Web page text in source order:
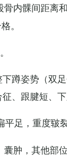
内髁间距离
。
蹲姿势（双
、跟腱短、
足，重度皲
肿，其他部